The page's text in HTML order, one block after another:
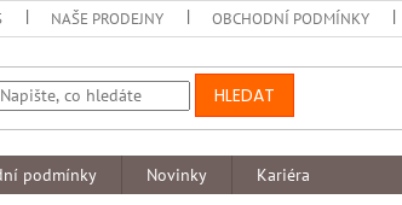
NAŠE PRODEJNY OBCHODNÍ PODMÍNKY
HLEDAT
podmínky Novinky
Kariéra